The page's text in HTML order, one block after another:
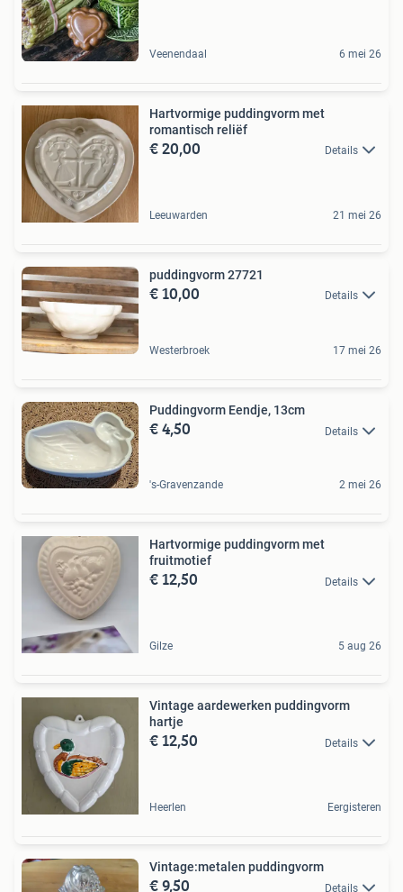
Veenendaal 6 mei 26
Hartvormige puddingvorm met
romantisch reliëf
€ 20,00 Details
Leeuwarden 21 mei 26
puddingvorm 27721
€ 10,00 Details
Westerbroek 17 mei 26
Puddingvorm Eendje, 13cm
€ 4,50 Details
's-Gravenzande 2 mei 26
Hartvormige puddingvorm met
fruitmotief
€ 12,50 Details
Gilze 5 aug 26
Vintage aardewerken puddingvorm
hartje
€ 12,50 Details
Heerlen Eergisteren
Vintage:metalen puddingvorm
€ 9,50 Details